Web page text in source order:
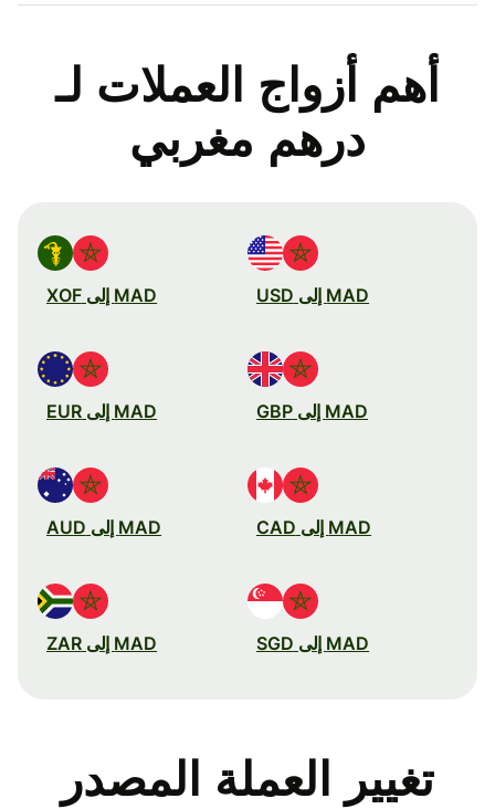
أهم أزواج العملات لـ
درهم مغربي
MAD إلى USD MAD إلى XOF
MAD إلى GBP MAD إلى EUR
MAD إلى CAD MAD إلى AUD
MAD إلى SGD MAD إلى ZAR
تغيير العملة المصدر